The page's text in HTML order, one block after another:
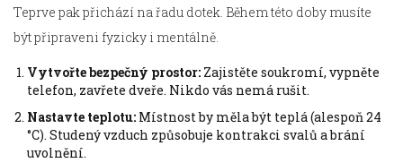
Teprve pak přichází na řadu dotek. Během této doby musíte
být připraveni fyzicky i mentálně.
Vytvořte bezpečný prostor: Zajistěte soukromí, vypněte
telefon, zavřete dveře. Nikdo vás nemá rušit.
Nastavte teplotu: Místnost by měla být teplá (alespoň 24
°C). Studený vzduch způsobuje kontrakci svalů a brání
uvolnění.